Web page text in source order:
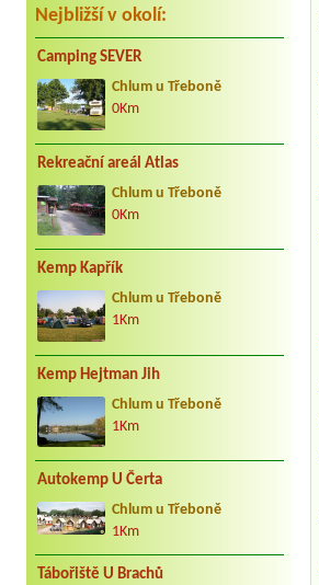
Nejbližší v okolí:
Camping SEVER
Chlum u Třeboně
0Km
Rekreační areál Atlas
Chlum u Třeboně
0Km
Kemp Kapřík
Chlum u Třeboně
1Km
Kemp Hejtman Jih
Chlum u Třeboně
1Km
Autokemp U Čerta
Chlum u Třeboně
1Km
Tábořiště U Brachů